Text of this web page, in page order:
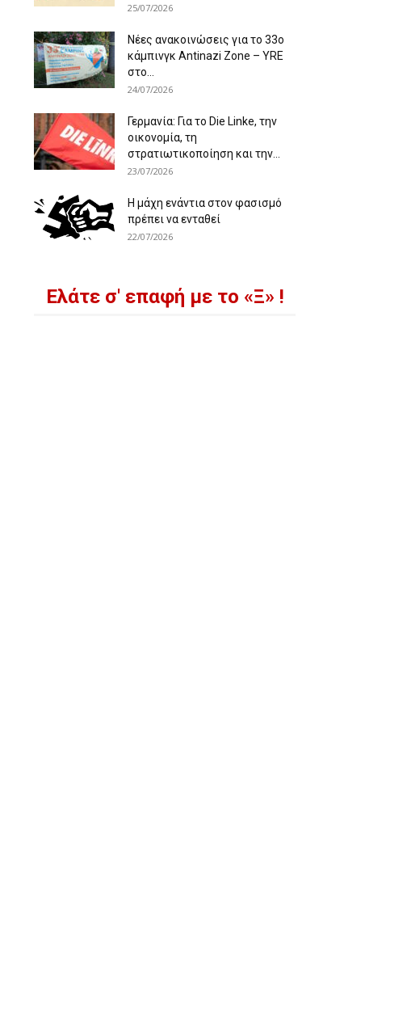
25/07/2026
Νέες ανακοινώσεις για το 33ο
κάμπινγκ Antinazi Zone – YRE
στο...
24/07/2026
Γερμανία: Για το Die Linke, την
οικονομία, τη
στρατιωτικοποίηση και την...
23/07/2026
Η μάχη ενάντια στον φασισμό
πρέπει να ενταθεί
22/07/2026
Ελάτε σ' επαφή με το «Ξ» !